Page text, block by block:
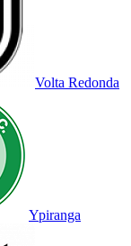
Volta Redonda
Ypiranga